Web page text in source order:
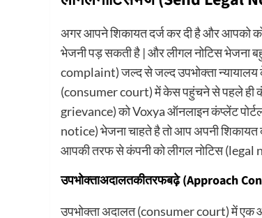
अगर आपने शिकायत दर्ज कर दी है और आपको
भेजनी पड़ सकती है | और लीगल नोटिस भेजना
complaint) जल्द से जल्द उपभोक्ता न्यायालय
(consumer court) में केस पहुंचने से पहले ही
grievance) को Voxya ऑनलाइन कंप्लेंट
notice) भेजना चाहते है तो आप अपनी
आपकी तरफ से कंपनी को लीगल नोटिस (legal
उपभोक्ताअदालतकीतरफबढ़े(Approach
उपभोक्ता अदालत (consumer court) में एक